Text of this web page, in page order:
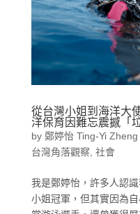
從台灣小姐到海洋大
洋保育因難忘震撼「
by 鄭婷怡 Ting-Yi Zheng
台灣角落觀察 社會
我是鄭婷怡，許多人認
小姐冠軍，但其實因為